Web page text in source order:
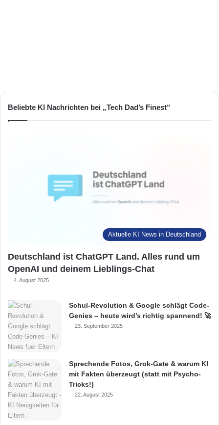
Beliebte KI Nachrichten bei „Tech Dad’s Finest“
Aktuelle KI News in Deutschland
Deutschland ist ChatGPT Land. Alles rund um
OpenAI und deinem Lieblings-Chat
4. August 2025
Schul-Revolution & Google schlägt Code-
Genies – heute wird’s richtig spannend! 🚀
23. September 2025
Sprechende Fotos, Grok-Gate & warum KI
mit Fakten überzeugt (statt mit Psycho-
Tricks!)
22. August 2025